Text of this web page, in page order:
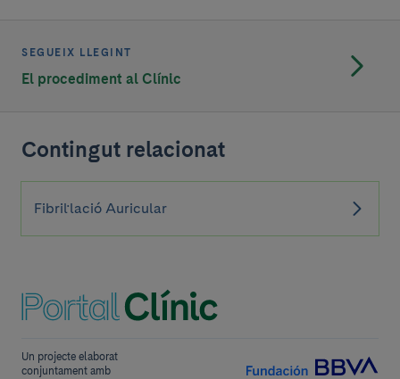
SEGUEIX LLEGINT
El procediment al Clínic
Contingut relacionat
Fibril·lació Auricular
Un projecte elaborat
conjuntament amb